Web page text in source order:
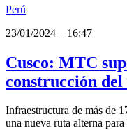
Perú
23/01/2024
16:47
Cusco: MTC
construcción
Infraestructura de más de
una nueva ruta alterna